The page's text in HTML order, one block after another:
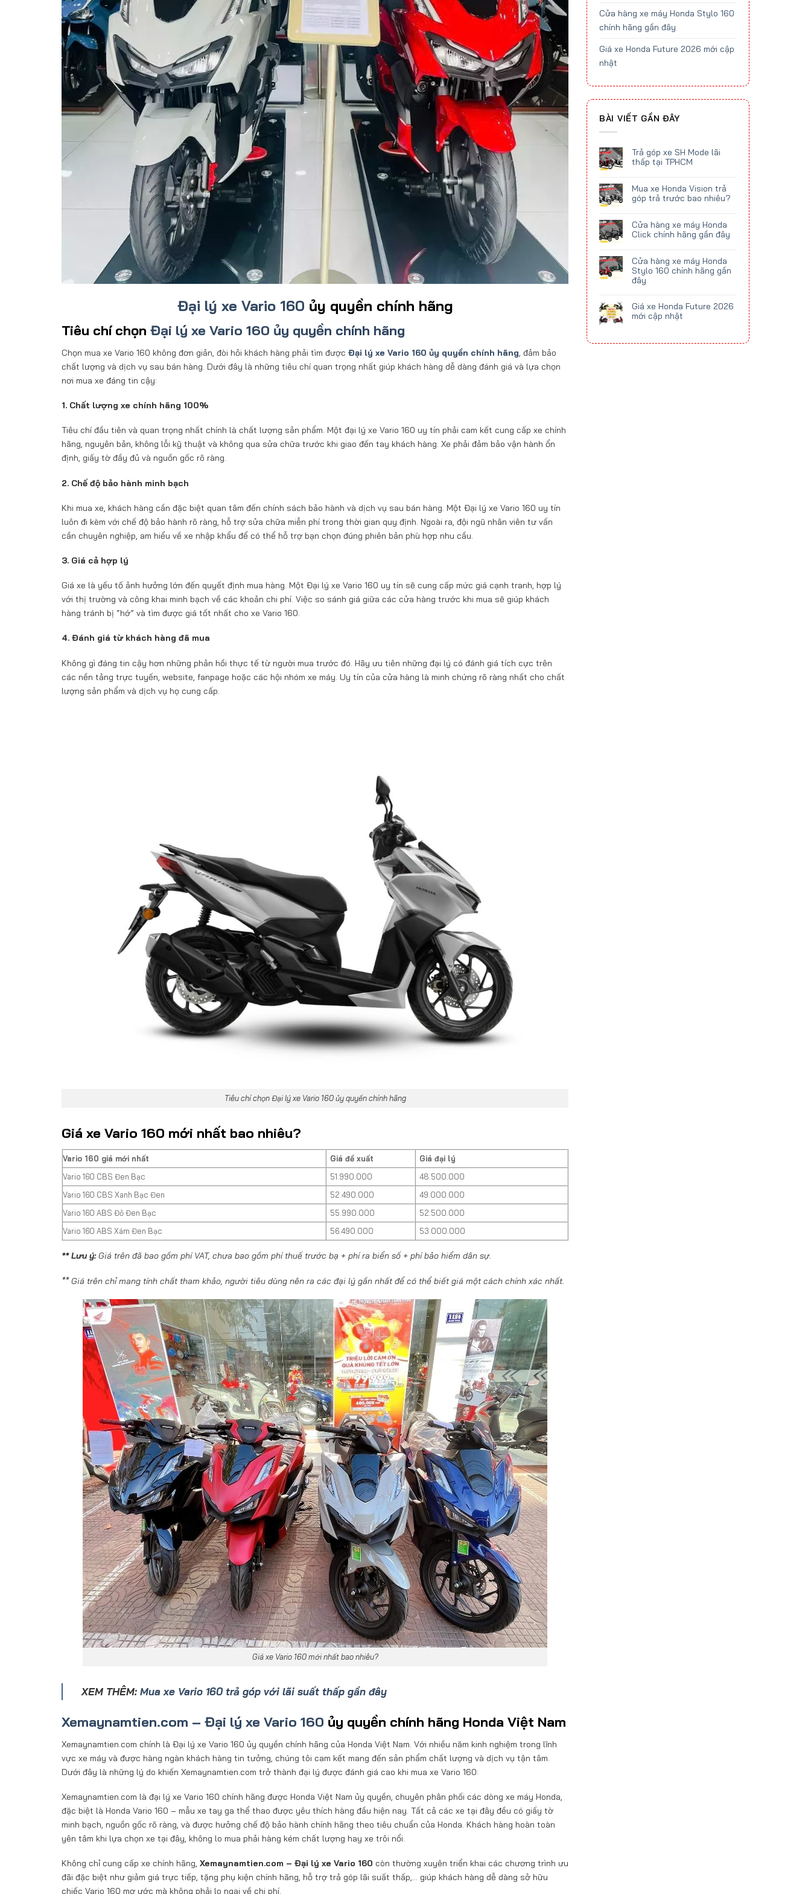
Đại lý xe Vario 160 ủy quyền chính hãng
Tiêu chí chọn Đại lý xe Vario 160 ủy quyền chính hãng
Chọn mua xe Vario 160 không đơn giản, đòi hỏi khách hàng phải tìm được Đại lý xe Vario 160 ủy quyền chính hãng, đảm bảo
chất lượng và dịch vụ sau bán hàng. Dưới đây là những tiêu chí quan trọng nhất giúp khách hàng dễ dàng đánh giá và lựa chọn
nơi mua xe đáng tin cậy:
1. Chất lượng xe chính hãng 100%
Tiêu chí đầu tiên và quan trọng nhất chính là chất lượng sản phẩm. Một đại lý xe Vario 160 uy tín phải cam kết cung cấp xe chính
hãng, nguyên bản, không lỗi kỹ thuật và không qua sửa chữa trước khi giao đến tay khách hàng. Xe phải đảm bảo vận hành ổn
định, giấy tờ đầy đủ và nguồn gốc rõ ràng.
2. Chế độ bảo hành minh bạch
Khi mua xe, khách hàng cần đặc biệt quan tâm đến chính sách bảo hành và dịch vụ sau bán hàng. Một Đại lý xe Vario 160 uy tín
luôn đi kèm với chế độ bảo hành rõ ràng, hỗ trợ sửa chữa miễn phí trong thời gian quy định. Ngoài ra, đội ngũ nhân viên tư vấn
cần chuyên nghiệp, am hiểu về xe nhập khẩu để có thể hỗ trợ bạn chọn đúng phiên bản phù hợp nhu cầu.
3. Giá cả hợp lý
Giá xe là yếu tố ảnh hưởng lớn đến quyết định mua hàng. Một Đại lý xe Vario 160 uy tín sẽ cung cấp mức giá cạnh tranh, hợp lý
với thị trường và công khai minh bạch về các khoản chi phí. Việc so sánh giá giữa các cửa hàng trước khi mua sẽ giúp khách
hàng tránh bị “hớ” và tìm được giá tốt nhất cho xe Vario 160.
4. Đánh giá từ khách hàng đã mua
Không gì đáng tin cậy hơn những phản hồi thực tế từ người mua trước đó. Hãy ưu tiên những đại lý có đánh giá tích cực trên
các nền tảng trực tuyến, website, fanpage hoặc các hội nhóm xe máy. Uy tín của cửa hàng là minh chứng rõ ràng nhất cho chất
lượng sản phẩm và dịch vụ họ cung cấp.
Tiêu chí chọn Đại lý xe Vario 160 ủy quyền chính hãng
Giá xe Vario 160 mới nhất bao nhiêu?
Vario 160 giá mới nhất Giá đề xuất
Giá đại lý
Vario 160 CBS Đen Bạc
51.990.000
48.500.000
Vario 160 CBS Xanh Bạc Đen
52.490.000
49.000.000
Vario 160 ABS Đỏ Đen Bạc
55.990.000
52.500.000
Vario 160 ABS Xám Đen Bạc
56.490.000 53.000.000
** Lưu ý:Giá trên đã bao gồm phí VAT, chưa bao gồm phí thuế trước bạ + phí ra biển số + phí bảo hiểm dân sự.
** Giá trên chỉ mang tính chất tham khảo, người tiêu dùng nên ra các đại lý gần nhất để có thể biết giá một cách chính xác nhất.
Giá xe Vario 160 mới nhất bao nhiêu?
XEM THÊM:Mua xe Vario 160 trả góp với lãi suất thấp gần đây
Xemaynamtien.com – Đại lý xe Vario 160 ủy quyền chính hãng Honda Việt Nam
Xemaynamtien.com chính là Đại lý xe Vario 160 ủy quyền chính hãng của Honda Việt Nam. Với nhiều năm kinh nghiệm trong lĩnh
vực xe máy và được hàng ngàn khách hàng tin tưởng, chúng tôi cam kết mang đến sản phẩm chất lượng và dịch vụ tận tâm.
Dưới đây là những lý do khiến Xemaynamtien.com trở thành đại lý được đánh giá cao khi mua xe Vario 160:
Xemaynamtien.com là đại lý xe Vario 160 chính hãng được Honda Việt Nam ủy quyền, chuyên phân phối các dòng xe máy Honda,
đặc biệt là Honda Vario 160 – mẫu xe tay ga thể thao được yêu thích hàng đầu hiện nay. Tất cả các xe tại đây đều có giấy tờ
minh bạch, nguồn gốc rõ ràng, và được hưởng chế độ bảo hành chính hãng theo tiêu chuẩn của Honda. Khách hàng hoàn toàn
yên tâm khi lựa chọn xe tại đây, không lo mua phải hàng kém chất lượng hay xe trôi nổi.
Không chỉ cung cấp xe chính hãng, Xemaynamtien.com – Đại lý xe Vario 160 còn thường xuyên triển khai các chương trình ưu
đãi đặc biệt như giảm giá trực tiếp, tặng phụ kiện chính hãng, hỗ trợ trả góp lãi suất thấp,… giúp khách hàng dễ dàng sở hữu
chiếc Vario 160 mơ ước mà không phải lo ngại về chi phí.
Cửa hàng xe máy Honda Stylo 160
chính hãng gần đây
Giá xe Honda Future 2026 mới cập
nhật
BÀI VIẾT GẦN ĐÂY
Trả góp xe SH Mode lãi
thấp tại TPHCM
Mua xe Honda Vision trả
góp trả trước bao nhiêu?
Cửa hàng xe máy Honda
Click chính hãng gần đây
Cửa hàng xe máy Honda
Stylo 160 chính hãng gần
đây
Giá xe Honda Future 2026
mới cập nhật